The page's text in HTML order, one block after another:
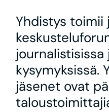
Yhdistys toimii
journalistisissa
kysymyksissä.
jäsenet ovat